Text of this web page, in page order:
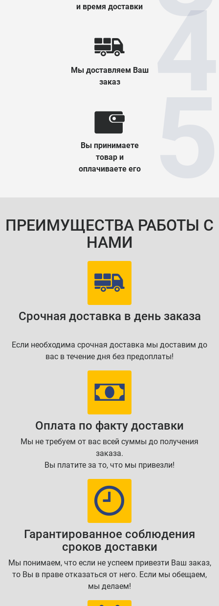
и время доставки
Мы доставляем Ваш
заказ
Вы принимаете
товар и
оплачиваете его
ПРЕИМУЩЕСТВА РАБОТЫ С
НАМИ
Срочная доставка в день заказа
Если необходима срочная доставка мы доставим до
вас в течение дня без предоплаты!
Оплата по факту доставки
Мы не требуем от вас всей суммы до получения
заказа.
Вы платите за то, что мы привезли!
Гарантированное соблюдения
сроков доставки
Мы понимаем, что если не успеем привезти Ваш заказ,
то Вы в праве отказаться от него. Если мы обещаем,
мы делаем!